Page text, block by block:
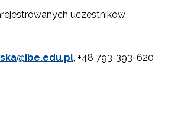
uczestników
, +48 793-393-620